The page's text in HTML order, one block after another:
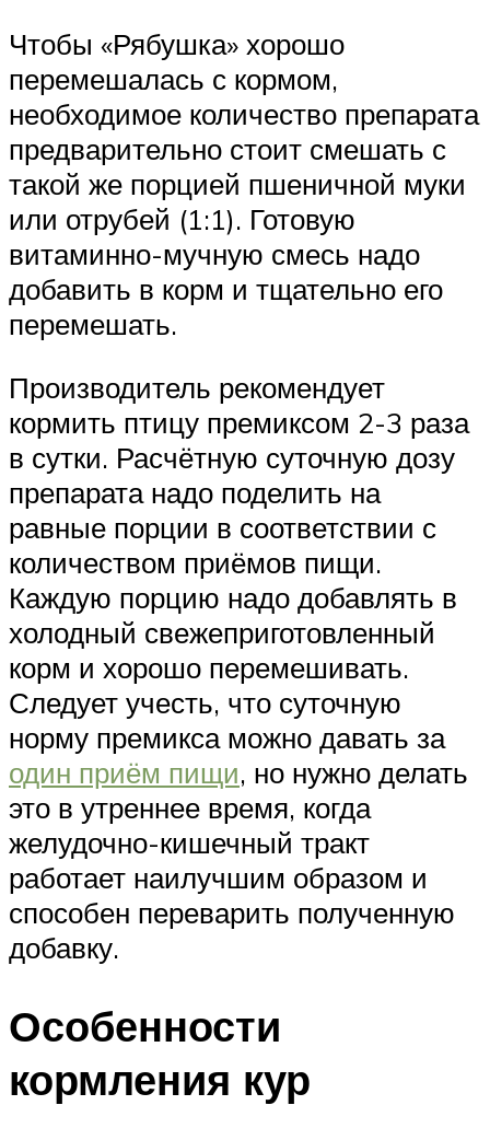
Чтобы «Рябушка» хорошо
перемешалась с кормом,
необходимое количество препарата
предварительно стоит смешать с
такой же порцией пшеничной муки
или отрубей (1:1). Готовую
витаминно-мучную смесь надо
добавить в корм и тщательно его
перемешать.
Производитель рекомендует
кормить птицу премиксом 2-3 раза
в сутки. Расчётную суточную дозу
препарата надо поделить на
равные порции в соответствии с
количеством приёмов пищи.
Каждую порцию надо добавлять в
холодный свежеприготовленный
корм и хорошо перемешивать.
Следует учесть, что суточную
норму премикса можно давать за
один приём пищи, но нужно делать
это в утреннее время, когда
желудочно-кишечный тракт
работает наилучшим образом и
способен переварить полученную
добавку.
Особенности
кормления кур